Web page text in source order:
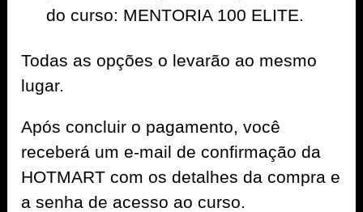
do curso: MENTORIA 100 ELITE.
Todas as opções o levarão ao mesmo
lugar.
Após concluir o pagamento, você
receberá um e-mail de confirmação da
HOTMART com os detalhes da compra e
a senha de acesso ao curso.